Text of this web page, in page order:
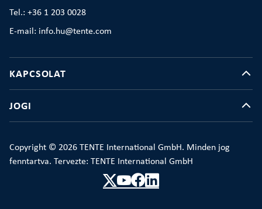
Tel.: +36 1 203 0028
E-mail: info.hu@tente.com
KAPCSOLAT
JOGI
Copyright © 2026 TENTE International GmbH. Minden jog
fenntartva. Tervezte: TENTE International GmbH